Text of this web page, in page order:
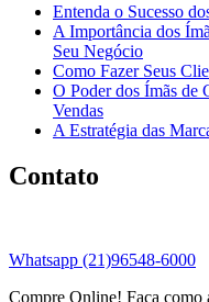
Entenda o Sucesso
A Importância dos
Seu Negócio
Como Fazer Seus
O Poder dos Ímãs de
Vendas
A Estratégia das
Contato
Whatsapp (21)96548-6000
Compre Online! Faça